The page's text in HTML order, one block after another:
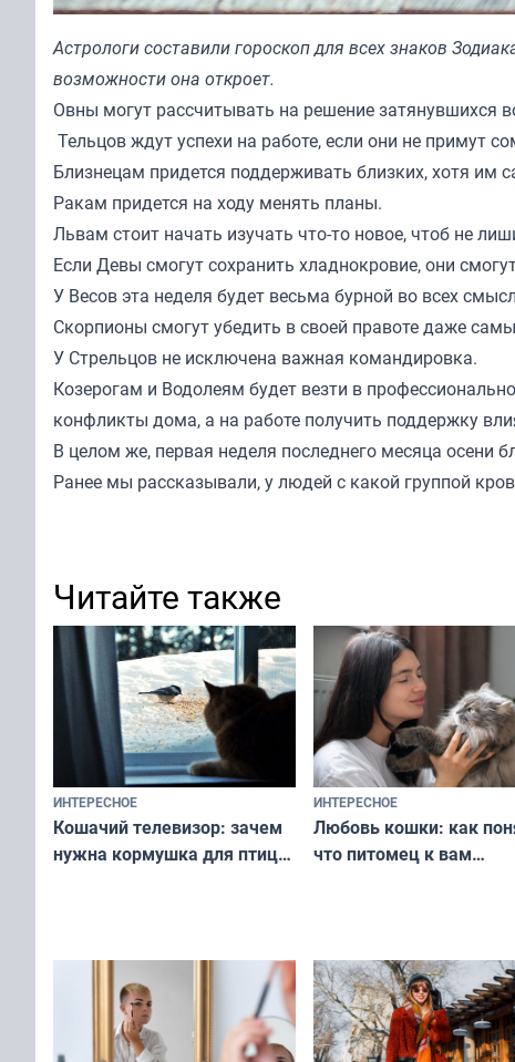
Астрологи составили гороскоп для всех знаков
возможности она откроет.
Овны могут рассчитывать на решение затянувшихся
Тельцов ждут успехи на работе, если они не примут
Близнецам придется поддерживать близких, хотя
Ракам придется на ходу менять планы.
Львам стоит начать изучать что-то новое, чтоб не
Если Девы смогут сохранить хладнокровие, они
У Весов эта неделя будет весьма бурной во всех
Скорпионы смогут убедить в своей правоте даже
У Стрельцов не исключена важная командировка.
Козерогам и Водолеям будет везти в
конфликты дома, а на работе получить поддержку
В целом же, первая неделя последнего месяца осени
Ранее мы рассказывали, у людей с какой группой
Читайте также
ИНТЕРЕСНОЕ
Кошачий телевизор: зачем
нужна кормушка для птиц
ИНТЕРЕСНОЕ
Любовь кошки: как
что питомец к вам